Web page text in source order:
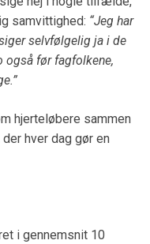
samvittighed: “Jeg har
selvfølgelig ja i de
før fagfolkene,
hjerteløbere sammen
hver dag gør en
i gennemsnit 10